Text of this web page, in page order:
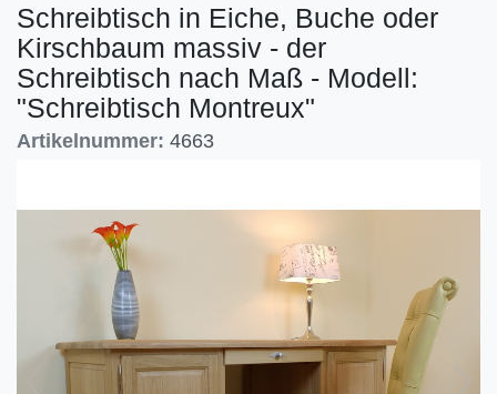
Schreibtisch in Eiche, Buche oder
Kirschbaum massiv - der
Schreibtisch nach Maß - Modell:
"Schreibtisch Montreux"
Artikelnummer: 4663